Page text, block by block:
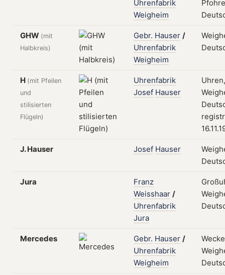
Uhrenfabrik
Weigheim
GHW (mit
Halbkreis)
Gebr. Hauser /
Uhrenfabrik
Weigheim
H (mit Pfeilen
und
stilisierten
Flügeln)
Uhrenfabrik
Josef Hauser
J. Hauser Josef Hauser
Jura
Franz
Weisshaar /
Uhrenfabrik
Jura
Mercedes Gebr. Hauser /
Uhrenfabrik
Weigheim